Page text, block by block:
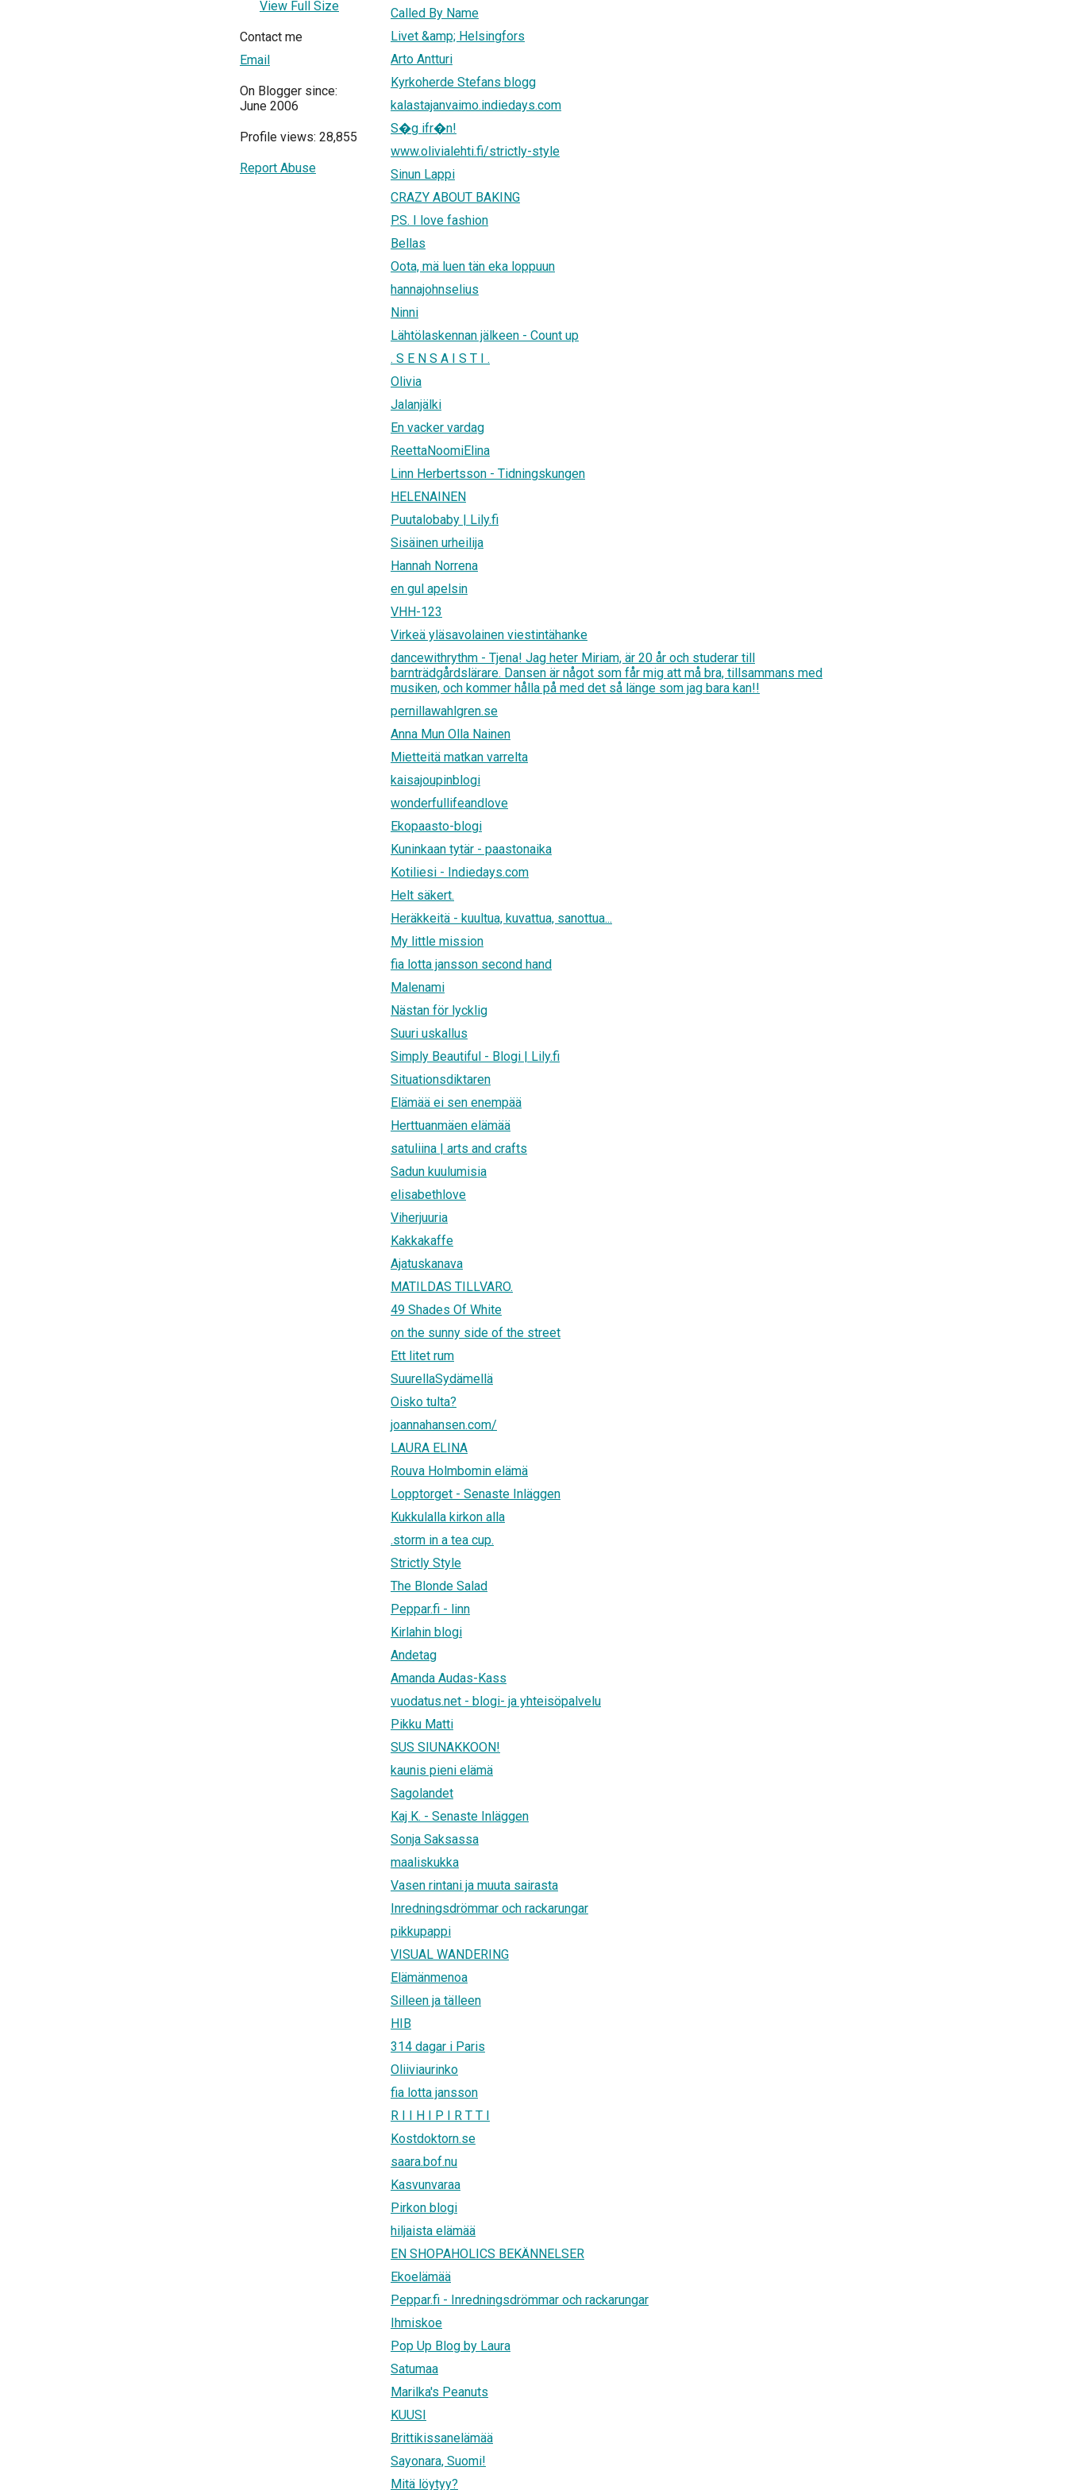
View Full Size
Contact me
Email
On Blogger since:
June 2006
Profile views: 28,855
Report Abuse
Called By Name
Livet &amp; Helsingfors
Arto Antturi
Kyrkoherde Stefans blogg
kalastajanvaimo.indiedays.com
S�g ifr�n!
www.olivialehti.fi/strictly-style
Sinun Lappi
CRAZY ABOUT BAKING
P.S. I love fashion
Bellas
Oota, mä luen tän eka loppuun
hannajohnselius
Ninni
Lähtölaskennan jälkeen - Count up
. S E N S A I S T I .
Olivia
Jalanjälki
En vacker vardag
ReettaNoomiElina
Linn Herbertsson - Tidningskungen
HELENAINEN
Puutalobaby | Lily.fi
Sisäinen urheilija
Hannah Norrena
en gul apelsin
VHH-123
Virkeä yläsavolainen viestintähanke
dancewithrythm - Tjena! Jag heter Miriam, är 20 år och studerar till
barnträdgårdslärare. Dansen är något som får mig att må bra, tillsammans med
musiken, och kommer hålla på med det så länge som jag bara kan!!
pernillawahlgren.se
Anna Mun Olla Nainen
Mietteitä matkan varrelta
kaisajoupinblogi
wonderfullifeandlove
Ekopaasto-blogi
Kuninkaan tytär - paastonaika
Kotiliesi - Indiedays.com
Helt säkert.
Heräkkeitä - kuultua, kuvattua, sanottua...
My little mission
fia lotta jansson second hand
Malenami
Nästan för lycklig
Suuri uskallus
Simply Beautiful - Blogi | Lily.fi
Situationsdiktaren
Elämää ei sen enempää
Herttuanmäen elämää
satuliina | arts and crafts
Sadun kuulumisia
elisabethlove
Viherjuuria
Kakkakaffe
Ajatuskanava
MATILDAS TILLVARO.
49 Shades Of White
on the sunny side of the street
Ett litet rum
SuurellaSydämellä
Oisko tulta?
joannahansen.com/
LAURA ELINA
Rouva Holmbomin elämä
Lopptorget - Senaste Inläggen
Kukkulalla kirkon alla
.storm in a tea cup.
Strictly Style
The Blonde Salad
Peppar.fi - linn
Kirlahin blogi
Andetag
Amanda Audas-Kass
vuodatus.net - blogi- ja yhteisöpalvelu
Pikku Matti
SUS SIUNAKKOON!
kaunis pieni elämä
Sagolandet
Kaj K. - Senaste Inläggen
Sonja Saksassa
maaliskukka
Vasen rintani ja muuta sairasta
Inredningsdrömmar och rackarungar
pikkupappi
VISUAL WANDERING
Elämänmenoa
Silleen ja tälleen
HIB
314 dagar i Paris
Oliiviaurinko
fia lotta jansson
R I I H I P I R T T I
Kostdoktorn.se
saara.bof.nu
Kasvunvaraa
Pirkon blogi
hiljaista elämää
EN SHOPAHOLICS BEKÄNNELSER
Ekoelämää
Peppar.fi - Inredningsdrömmar och rackarungar
Ihmiskoe
Pop Up Blog by Laura
Satumaa
Marilka's Peanuts
KUUSI
Brittikissanelämää
Sayonara, Suomi!
Mitä löytyy?